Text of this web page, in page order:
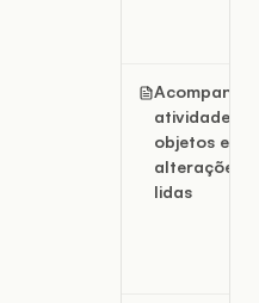
atividade de
objetos e
alterações
lidas